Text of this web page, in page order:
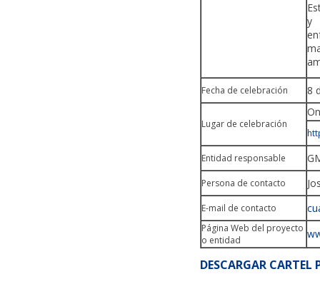
y
Fecha de celebración 8
Lugar de celebración
Entidad responsable
Persona de contacto
E-mail de contacto
Página Web del proyecto
o entidad
DESCARGAR